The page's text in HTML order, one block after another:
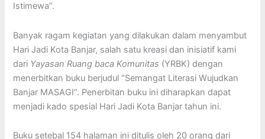
Istimewa”.
Banyak ragam kegiatan yang dilakukan dalam menyambut
Hari Jadi Kota Banjar, salah satu kreasi dan inisiatif kami
dari Yayasan Ruang baca Komunitas (YRBK) dengan
menerbitkan buku berjudul “Semangat Literasi Wujudkan
Banjar MASAGI”. Penerbitan buku ini diharapkan dapat
menjadi kado spesial Hari Jadi Kota Banjar tahun ini.
Buku setebal 154 halaman ini ditulis oleh 20 orang dari